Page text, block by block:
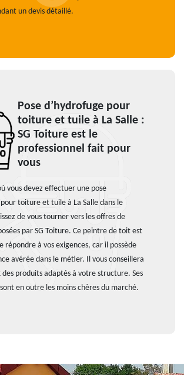
un devis détaillé.
Pose d’hydrofuge pour
toiture et tuile à La Salle :
SG Toiture est le
professionnel fait pour
vous
vous devez effectuer une pose
toiture et tuile à La Salle dans le
de vous tourner vers les offres de
par SG Toiture. Ce peintre de toit est
répondre à vos exigences, car il possède
avérée dans le métier. Il vous conseillera
des produits adaptés à votre structure. Ses
en outre les moins chères du marché.